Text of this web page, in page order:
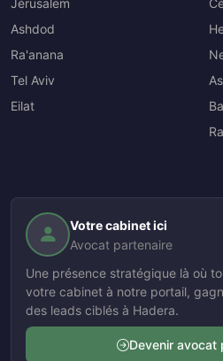
Ashdod
Ra'anana
Tel Aviv
Eilat
Votre cabinet ici
Avocat partenaire
Une présence stratégique là où
votre cabinet à notre portail,
des leads ciblés à Hadera.
Devenir avocat